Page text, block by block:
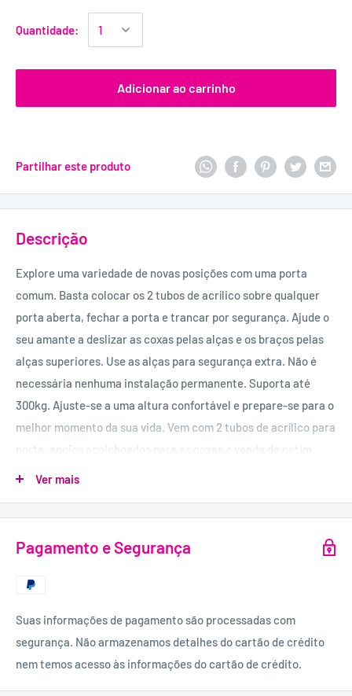
Quantidade:
Adicionar ao carrinho
Partilhar este produto
Descrição
Explore uma variedade de novas posições com uma porta
comum. Basta colocar os 2 tubos de acrílico sobre qualquer
porta aberta, fechar a porta e trancar por segurança. Ajude o
seu amante a deslizar as coxas pelas alças e os braços pelas
alças superiores. Use as alças para segurança extra. Não é
necessária nenhuma instalação permanente. Suporta até
300kg. Ajuste-se a uma altura confortável e prepare-se para o
melhor momento da sua vida. Vem com 2 tubos de acrílico para
porta, apoios acolchoados para as coxas e venda de cetim
MATERIAL:Acrílico, Cetim.
Ver mais
Pagamento e Segurança
Suas informações de pagamento são processadas com
segurança. Não armazenamos detalhes do cartão de crédito
nem temos acesso às informações do cartão de crédito.